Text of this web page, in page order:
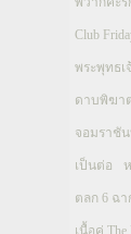
Club
พระพุทธ
ดาบพิฆา
จอมราชั
เป็นต่อ
ตลก 6 ฉา
เนื้อคู่ The